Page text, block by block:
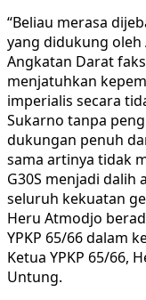
“Beliau merasa
yang didukung oleh
Angkatan Darat
menjatuhkan
imperialis secara
Sukarno tanpa
dukungan penuh
sama artinya tidak
G30S menjadi dalih
seluruh kekuatan
Heru Atmodjo
YPKP 65/66 dalam
Ketua YPKP 65/66,
Untung.